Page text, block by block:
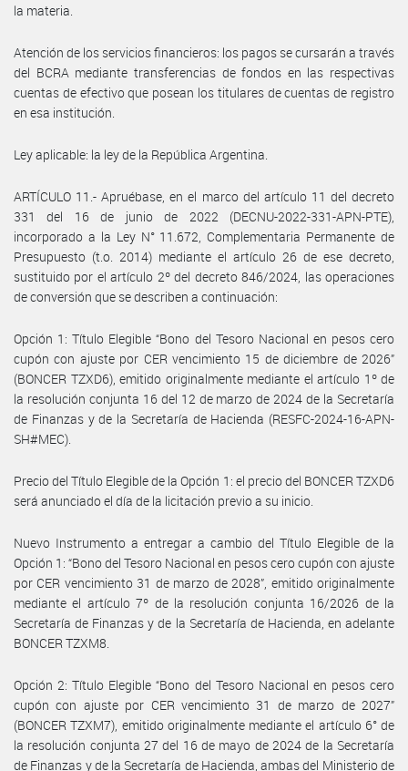
la materia.
Atención de los servicios financieros: los pagos se cursarán a través
del BCRA mediante transferencias de fondos en las respectivas
cuentas de efectivo que posean los titulares de cuentas de registro
en esa institución.
Ley aplicable: la ley de la República Argentina.
ARTÍCULO 11.- Apruébase, en el marco del artículo 11 del decreto
331 del 16 de junio de 2022 (DECNU-2022-331-APN-PTE),
incorporado a la Ley N° 11.672, Complementaria Permanente de
Presupuesto (t.o. 2014) mediante el artículo 26 de ese decreto,
sustituido por el artículo 2º del decreto 846/2024, las operaciones
de conversión que se describen a continuación:
Opción 1: Título Elegible “Bono del Tesoro Nacional en pesos cero
cupón con ajuste por CER vencimiento 15 de diciembre de 2026”
(BONCER TZXD6), emitido originalmente mediante el artículo 1º de
la resolución conjunta 16 del 12 de marzo de 2024 de la Secretaría
de Finanzas y de la Secretaría de Hacienda (RESFC-2024-16-APN-
SH#MEC).
Precio del Título Elegible de la Opción 1: el precio del BONCER TZXD6
será anunciado el día de la licitación previo a su inicio.
Nuevo Instrumento a entregar a cambio del Título Elegible de la
Opción 1: “Bono del Tesoro Nacional en pesos cero cupón con ajuste
por CER vencimiento 31 de marzo de 2028”, emitido originalmente
mediante el artículo 7º de la resolución conjunta 16/2026 de la
Secretaría de Finanzas y de la Secretaría de Hacienda, en adelante
BONCER TZXM8.
Opción 2: Título Elegible “Bono del Tesoro Nacional en pesos cero
cupón con ajuste por CER vencimiento 31 de marzo de 2027”
(BONCER TZXM7), emitido originalmente mediante el artículo 6° de
la resolución conjunta 27 del 16 de mayo de 2024 de la Secretaría
de Finanzas y de la Secretaría de Hacienda, ambas del Ministerio de